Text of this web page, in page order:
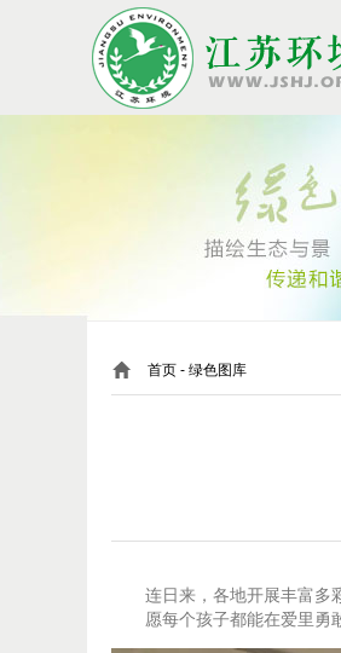
首页 - 绿色图库
连日来，各地开展丰富多彩
愿每个孩子都能在爱里勇敢